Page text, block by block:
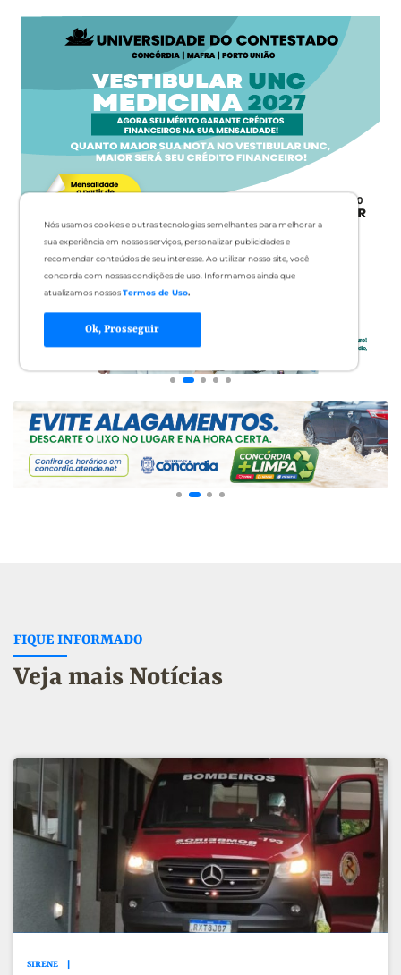
Nós usamos cookies e outras tecnologias semelhantes para melhorar a
sua experiência em nossos serviços, personalizar publicidades e
recomendar conteúdos de seu interesse. Ao utilizar nosso site, você
concorda com nossas condições de uso. Informamos ainda que
atualizamos nossosTermos de Uso.
Ok, Prosseguir
FIQUE INFORMADO
Veja mais Notícias
SIRENE